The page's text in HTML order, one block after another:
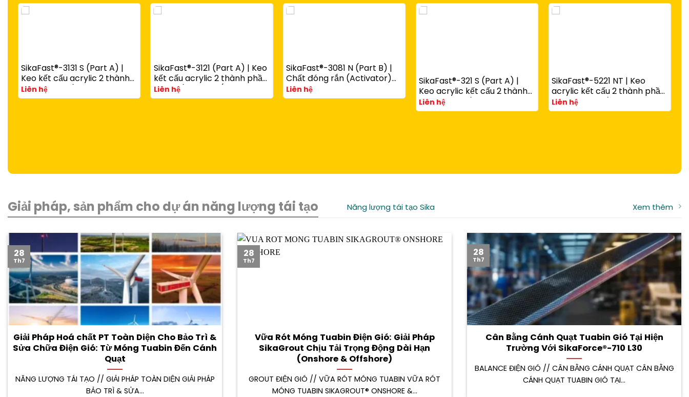
SikaFast®-3131 S (Part A) |
Keo kết cấu acrylic 2 thành
phần đóng rắn nhanh dùng
với SikaFast®-3081 N (Part B)
Liên hệ
SikaFast®-3121 (Part A) | Keo
kết cấu acrylic 2 thành phần
đóng rắn nhanh (dùng với
SikaFast®-3081 N Part B)
Liên hệ
SikaFast®-3081 N (Part B) |
Chất đóng rắn (Activator)
cho keo acrylic kết cấu
SikaFast® 3100 Series
Liên hệ
SikaFast®-321 S (Part A) |
Keo acrylic kết cấu 2 thành
phần đóng rắn nhanh có hạt
chêm dùng với
Liên hệ
SikaFast®-5221 NT | Keo
acrylic kết cấu 2 thành phần
A và B đóng rắn nhanh cho
composite, kim loại và nhựa
Liên hệ
Giải pháp, sản phẩm cho dự án năng lượng tái tạo Năng lượng tái tạo Sika Xem thêm
Giải Pháp Hoá chất PT Toàn Diện Cho Bảo Trì &
Sửa Chữa Điện Gió: Từ Móng Tuabin Đến Cánh
Quạt
NĂNG LƯỢNG TÁI TẠO // GIẢI PHÁP TOÀN DIỆN GIẢI PHÁP
BẢO TRÌ & SỬA...
28
Th7
Vữa Rót Móng Tuabin Điện Gió: Giải Pháp
SikaGrout Chịu Tải Trọng Động Dài Hạn
(Onshore & Offshore)
GROUT ĐIỆN GIÓ // VỮA RÓT MÓNG TUABIN VỮA RÓT
MÓNG TUABIN SIKAGROUT® ONSHORE &...
28
Th7
Cân Bằng Cánh Quạt Tuabin Gió Tại Hiện
Trường Với SikaForce®-710 L30
BALANCE ĐIỆN GIÓ // CÂN BẰNG CÁNH QUẠT CÂN BẰNG
CÁNH QUẠT TUABIN GIÓ TẠI...
28
Th7